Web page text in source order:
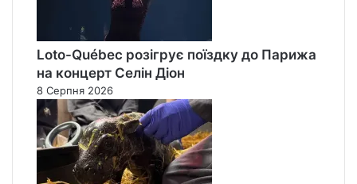
Loto-Québec розігрує поїздку до Парижа
на концерт Селін Діон
8 Серпня 2026